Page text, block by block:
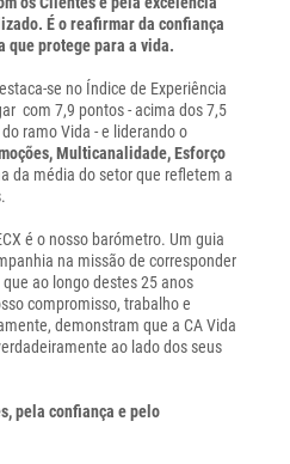
É o reafirmar da confiança
que protege para a vida.
se no Índice de Experiência
com 7,9 pontos - acima dos 7,5
ramo Vida - e liderando o
Multicanalidade, Esforço
da média do setor que refletem a
é o nosso barómetro. Um guia
na missão de corresponder
ao longo destes 25 anos
compromisso, trabalho e
demonstram que a CA Vida
ao lado dos seus
pela confiança e pelo